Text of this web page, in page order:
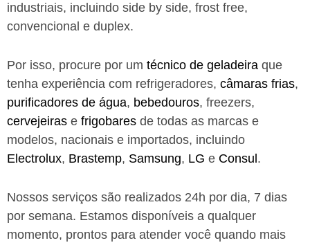
industriais, incluindo side by side, frost free,
convencional e duplex.
Por isso, procure por um técnico de geladeira que
tenha experiência com refrigeradores, câmaras frias,
purificadores de água, bebedouros, freezers,
cervejeiras e frigobares de todas as marcas e
modelos, nacionais e importados, incluindo
Electrolux, Brastemp, Samsung, LG e Consul .
Nossos serviços são realizados 24h por dia, 7 dias
por semana. Estamos disponíveis a qualquer
momento, prontos para atender você quando mais